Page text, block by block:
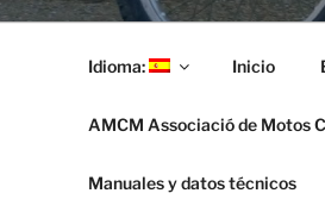
Idioma: Inicio
AMCM Associació de Motos
Manuales y datos técnicos